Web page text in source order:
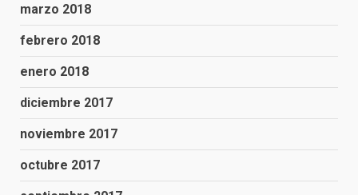
marzo 2018
febrero 2018
enero 2018
diciembre 2017
noviembre 2017
octubre 2017